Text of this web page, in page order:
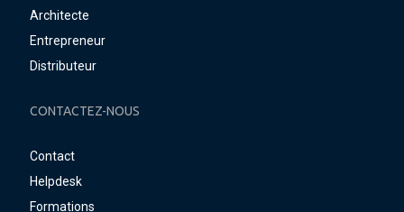
Architecte
Entrepreneur
Distributeur
CONTACTEZ-NOUS
Contact
Helpdesk
Formations